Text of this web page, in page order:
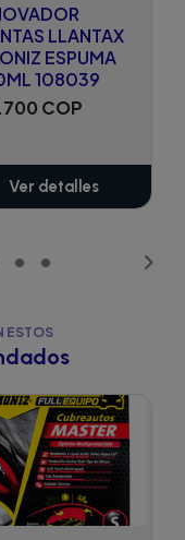
LLANTAX
ESPUMA
108039
COP
Ver detalles
ESTOS